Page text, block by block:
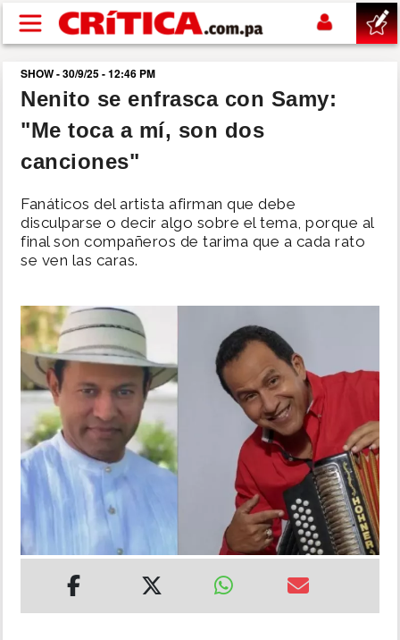
Pasar al contenido principal
buscar
SUCESOS
POLÍTICA
DEPORTES
MUNDO
INSÓLITAS
MULTIMEDIA
SHOW - 30/9/25 - 12:46 PM
Nenito se enfrasca con Samy:
"Me toca a mí, son dos
canciones"
Fanáticos del artista afirman que debe
disculparse o decir algo sobre el tema, porque al
final son compañeros de tarima que a cada rato
se ven las caras.